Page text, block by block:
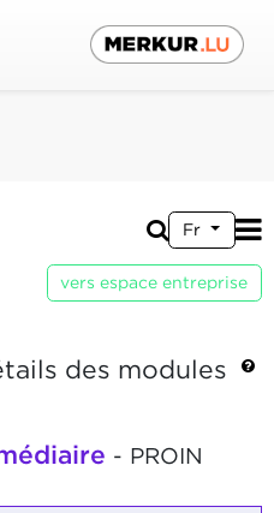
Fr
vers espace entreprise
des modules
- PROIN